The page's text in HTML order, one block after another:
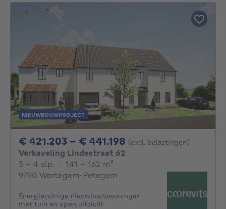
NIEUWBOUWPROJECT
€ 421.203 - € 441.198 Van 421203€ Tot
(excl. belastingen)
Verkaveling Lindestraat 62
3 - 4 Slaapkamers
3 - 4 slp. · 141 - 162 m²
9790 Wortegem-Petegem
Energiezuinige nieuwbouwwoningen
met tuin en open uitzicht